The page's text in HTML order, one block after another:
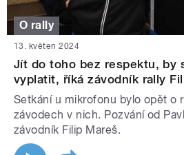
O rally
13. květen 2024
Jít do toho bez respektu, by
vyplatit, říká závodník rally
Setkání u mikrofonu bylo opět o
závodech v nich. Pozvání od
závodník Filip Mareš.